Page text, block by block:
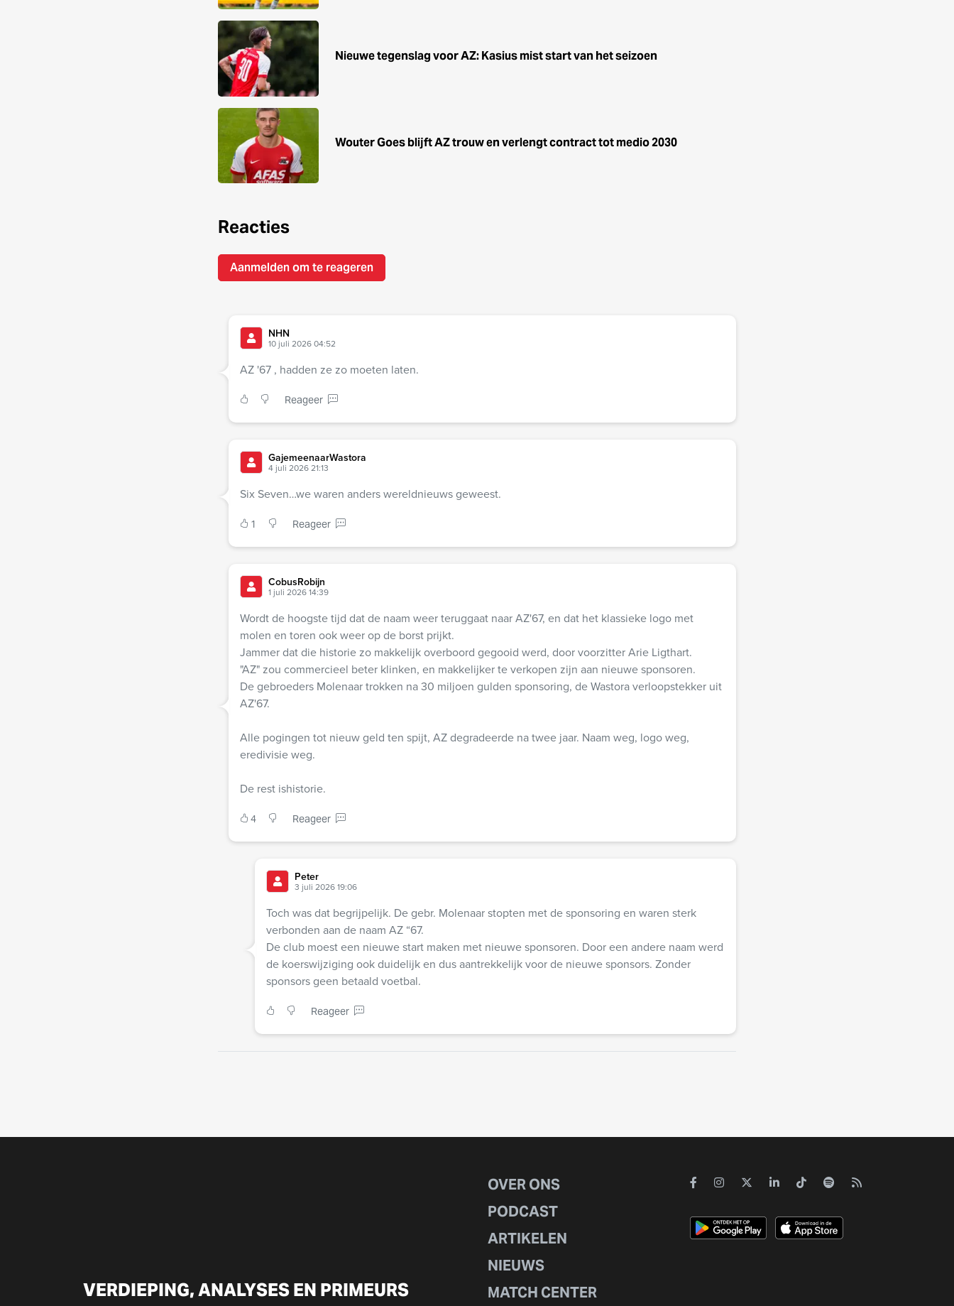
Nieuwe tegenslag voor AZ: Kasius mist start van het seizoen
Wouter Goes blijft AZ trouw en verlengt contract tot medio 2030
Reacties
Aanmelden om te reageren
NHN
10 juli 2026 04:52
AZ '67 , hadden ze zo moeten laten.
Reageer
GajemeenaarWastora
4 juli 2026 21:13
Six Seven…we waren anders wereldnieuws geweest.
1 Reageer
CobusRobijn
1 juli 2026 14:39
Wordt de hoogste tijd dat de naam weer teruggaat naar AZ'67, en dat het klassieke logo met
molen en toren ook weer op de borst prijkt.
Jammer dat die historie zo makkelijk overboord gegooid werd, door voorzitter Arie Ligthart.
"AZ" zou commercieel beter klinken, en makkelijker te verkopen zijn aan nieuwe sponsoren.
De gebroeders Molenaar trokken na 30 miljoen gulden sponsoring, de Wastora verloopstekker uit
AZ'67.
Alle pogingen tot nieuw geld ten spijt, AZ degradeerde na twee jaar. Naam weg, logo weg,
eredivisie weg.
De rest ishistorie.
4 Reageer
Peter
3 juli 2026 19:06
Toch was dat begrijpelijk. De gebr. Molenaar stopten met de sponsoring en waren sterk
verbonden aan de naam AZ “67.
De club moest een nieuwe start maken met nieuwe sponsoren. Door een andere naam werd
de koerswijziging ook duidelijk en dus aantrekkelijk voor de nieuwe sponsors. Zonder
sponsors geen betaald voetbal.
Reageer
VERDIEPING, ANALYSES EN PRIMEURS
OVER ONS
PODCAST
ARTIKELEN
NIEUWS
MATCH CENTER